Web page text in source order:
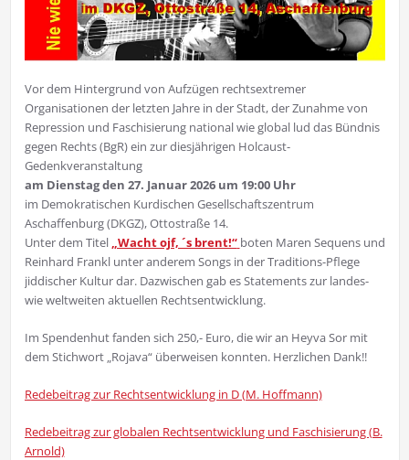
Vor dem Hintergrund von Aufzügen rechtsextremer
Organisationen der letzten Jahre in der Stadt, der Zunahme von
Repression und Faschisierung national wie global lud das Bündnis
gegen Rechts (BgR) ein zur diesjährigen Holcaust-
Gedenkveranstaltung
am Dienstag den 27. Januar 2026 um 19:00 Uhr
im Demokratischen Kurdischen Gesellschaftszentrum
Aschaffenburg (DKGZ), Ottostraße 14.
Unter dem Titel „Wacht ojf, ´s brent!“ boten Maren Sequens und
Reinhard Frankl unter anderem Songs in der Traditions-Pflege
jiddischer Kultur dar. Dazwischen gab es Statements zur landes-
wie weltweiten aktuellen Rechtsentwicklung.
Im Spendenhut fanden sich 250,- Euro, die wir an Heyva Sor mit
dem Stichwort „Rojava“ überweisen konnten. Herzlichen Dank!!
Redebeitrag zur Rechtsentwicklung in D (M. Hoffmann)
Redebeitrag zur globalen Rechtsentwicklung und Faschisierung (B.
Arnold)